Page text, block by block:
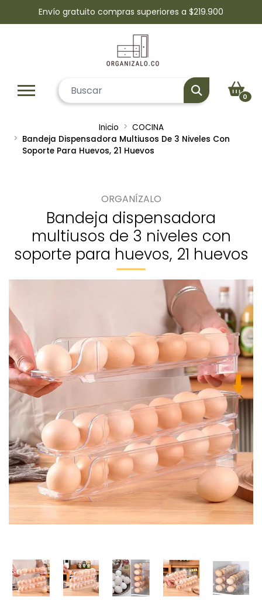
Envío gratuito compras superiores a $219.900
0
Inicio
COCINA
Bandeja Dispensadora Multiusos De 3 Niveles Con
Soporte Para Huevos, 21 Huevos
ORGANÍZALO
Bandeja dispensadora
multiusos de 3 niveles con
soporte para huevos, 21 huevos